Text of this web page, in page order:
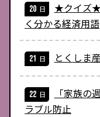
★クイズ★
く分かる経済用語
とくしま
「家族の
ラブル防止